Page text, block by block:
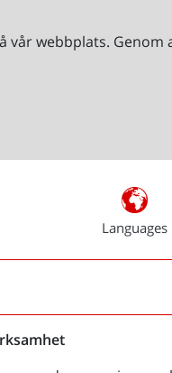
webbplats.
Languages